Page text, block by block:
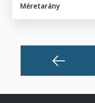
Méretarány